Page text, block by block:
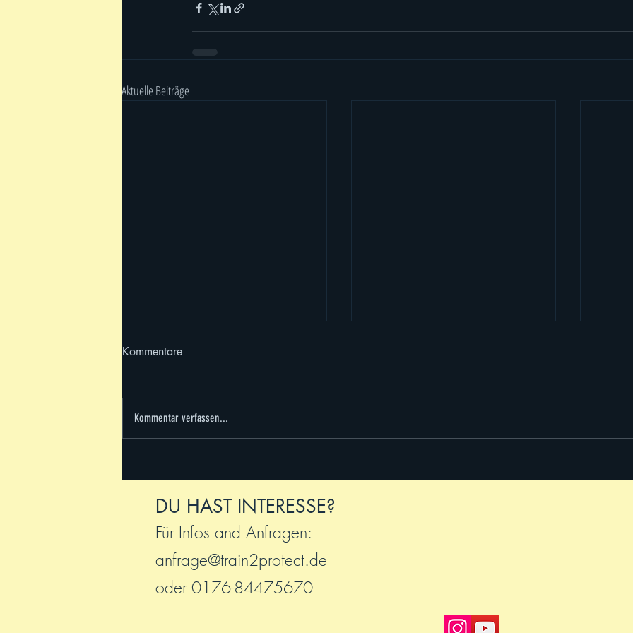
Aktuelle Beiträge
Trainingscamp 2026 - es war
sooooo schön!
Neue Spiegel-Interviews
Ciao,
2026!
Kommentare
Kommentar verfassen...
DU HAST INTERESSE?
Für Infos and Anfragen:
anfrage@train2protect.de
oder 0176-84475670